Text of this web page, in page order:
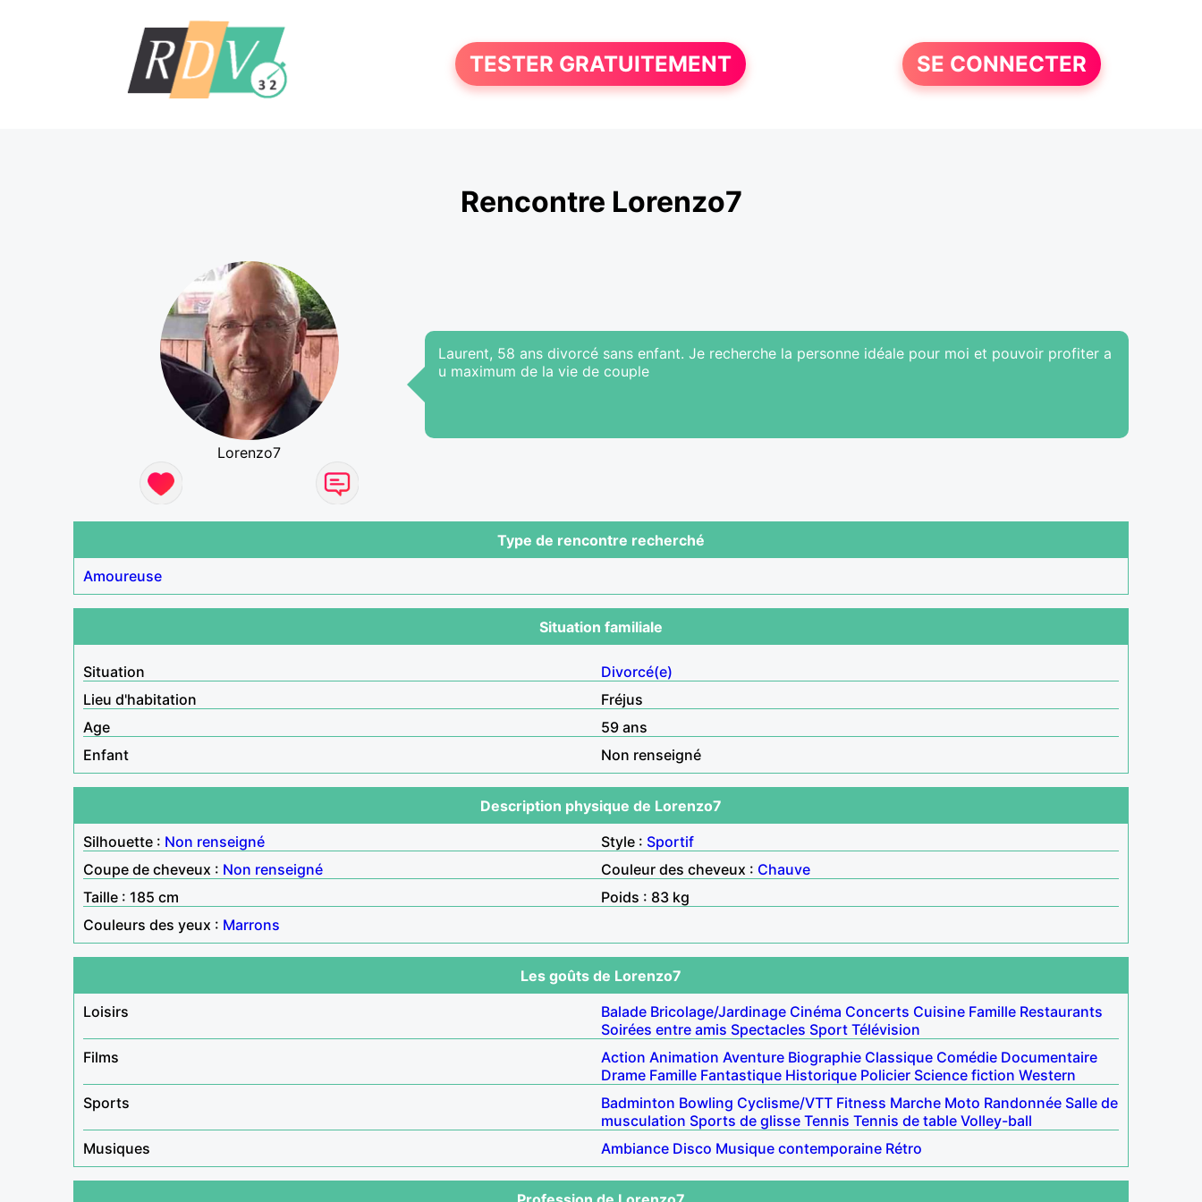
TESTER GRATUITEMENT SE CONNECTER
Rencontre Lorenzo7
Lorenzo7
Laurent, 58 ans divorcé sans enfant. Je recherche la personne idéale pour moi et pouvoir profiter a
u maximum de la vie de couple
Type de rencontre recherché
Amoureuse
Situation familiale
Situation
Divorcé(e)
Lieu d'habitation
Fréjus
Age
59 ans
Enfant
Non renseigné
Description physique de Lorenzo7
Silhouette : Non renseigné Style : Sportif
Coupe de cheveux : Non renseigné Couleur des cheveux : Chauve
Taille : 185 cm
Poids : 83 kg
Couleurs des yeux : Marrons
Les goûts de Lorenzo7
Loisirs
Balade Bricolage/Jardinage Cinéma Concerts Cuisine Famille Restaurants
Soirées entre amis Spectacles Sport Télévision
Films
Action Animation Aventure Biographie Classique Comédie Documentaire
Drame Famille Fantastique Historique Policier Science fiction Western
Sports
Badminton Bowling Cyclisme/VTT Fitness Marche Moto Randonnée Salle de
musculation Sports de glisse Tennis Tennis de table Volley-ball
Musiques
Ambiance Disco Musique contemporaine Rétro